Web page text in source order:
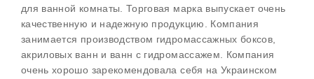
для ванной комнаты. Торговая марка выпускает очень
качественную и надежную продукцию. Компания
занимается производством гидромассажных боксов,
акриловых ванн и ванн с гидромассажем. Компания
очень хорошо зарекомендовала себя на Украинском